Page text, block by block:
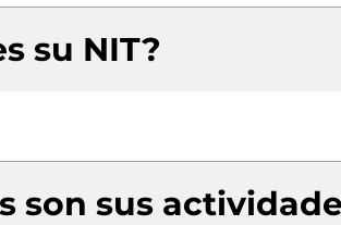
su NIT?
son sus